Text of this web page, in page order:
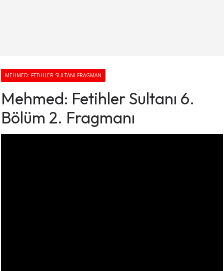
MEHMED: FETIHLER SULTANI FRAGMAN
Mehmed: Fetihler Sultanı 6.
Bölüm 2. Fragmanı